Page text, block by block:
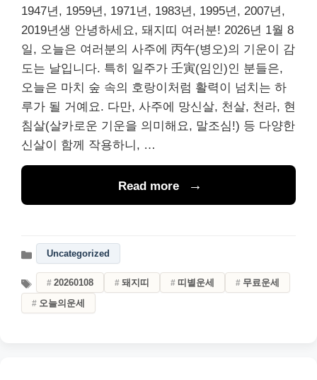
1947년, 1959년, 1971년, 1983년, 1995년, 2007년,
2019년생 안녕하세요, 돼지띠 여러분! 2026년 1월 8
일, 오늘은 여러분의 사주에 丙午(병오)의 기운이 감
도는 날입니다. 특히 일주가 壬寅(임인)인 분들은,
오늘은 마치 숲 속의 호랑이처럼 활력이 넘치는 하
루가 될 거예요. 다만, 사주에 망신살, 천살, 천라, 현
침살(살카로운 기운을 의미해요, 말조심!) 등 다양한
신살이 함께 작용하니, …
Read more
Uncategorized
20260108 돼지띠 띠별운세
무료운세
오늘의운세